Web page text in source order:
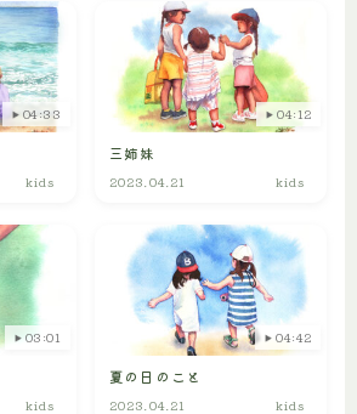
04:33
kids
04:12
三姉妹
2023.04.21 kids
03:01
kids
04:42
夏の日のこと
2023.04.21 kids